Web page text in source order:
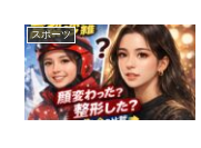
スポーツ